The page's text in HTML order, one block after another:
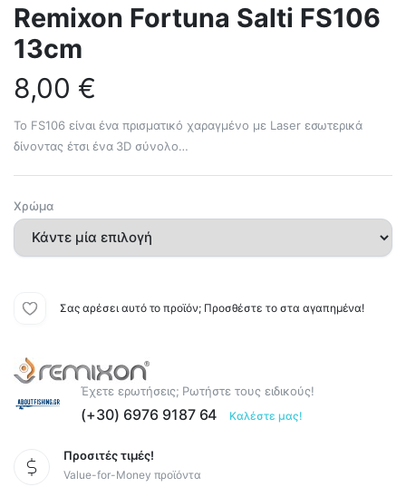
Remixon Fortuna Salti FS106
13cm
8,00 €
Το FS106 είναι ένα πρισματικό χαραγμένο με Laser εσωτερικά
δίνοντας έτσι ένα 3D σύνολο…
Χρώμα
Σας αρέσει αυτό το προϊόν; Προσθέστε το στα αγαπημένα!
Έχετε ερωτήσεις; Ρωτήστε τους ειδικούς!
(+30) 6976 9187 64 Καλέστε μας!
Προσιτές τιμές!
Value-for-Money προϊόντα